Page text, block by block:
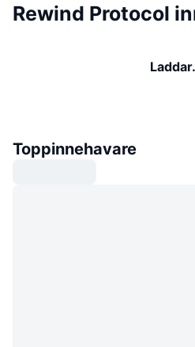
Rewind Protocol
Toppinnehavare